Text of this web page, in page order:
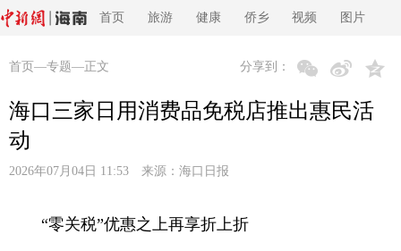
首页 旅游 健康 侨乡 视频 图片
首页 —专题—正文 分享到：
海口三家日用消费品免税店推出惠民活
动
2026年07月04日 11:53 来源： 海口日报
“零关税”优惠之上再享折上折